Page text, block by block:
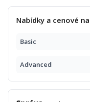
Nabídky a cenové
Basic
Advanced